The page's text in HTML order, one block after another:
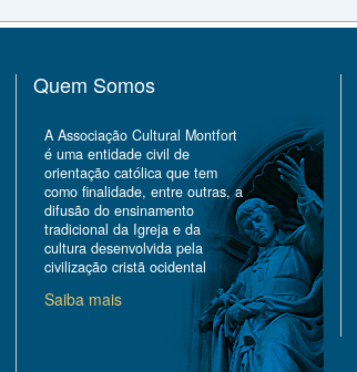
Quem Somos
A Associação Cultural Montfort
é uma entidade civil de
orientação católica que tem
como finalidade, entre outras, a
difusão do ensinamento
tradicional da Igreja e da
cultura desenvolvida pela
civilização cristã ocidental
Saiba mais